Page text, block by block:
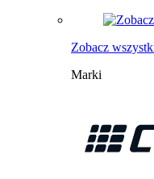
Zobacz
Marki